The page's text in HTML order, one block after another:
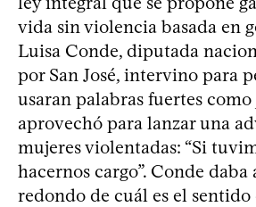
vida sin violencia basada en
Luisa Conde, diputada
por San José, intervino para
usaran palabras fuertes como
aprovechó para lanzar una
mujeres violentadas: “Si
hacernos cargo”. Conde
redondo de cuál es el